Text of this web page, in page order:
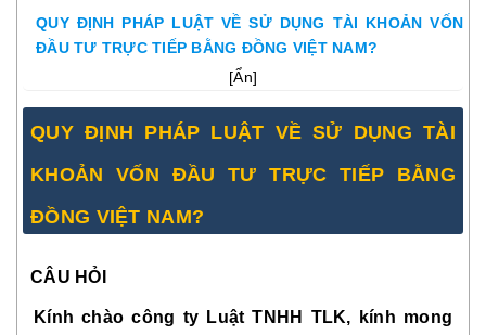
QUY ĐỊNH PHÁP LUẬT VỀ SỬ DỤNG TÀI KHOẢN VỐN
ĐẦU TƯ TRỰC TIẾP BẰNG ĐỒNG VIỆT NAM?
[Ẩn]
QUY ĐỊNH PHÁP LUẬT VỀ SỬ DỤNG TÀI
KHOẢN VỐN ĐẦU TƯ TRỰC TIẾP BẰNG
ĐỒNG VIỆT NAM?
CÂU HỎI
Kính chào công ty Luật TNHH TLK, kính mong